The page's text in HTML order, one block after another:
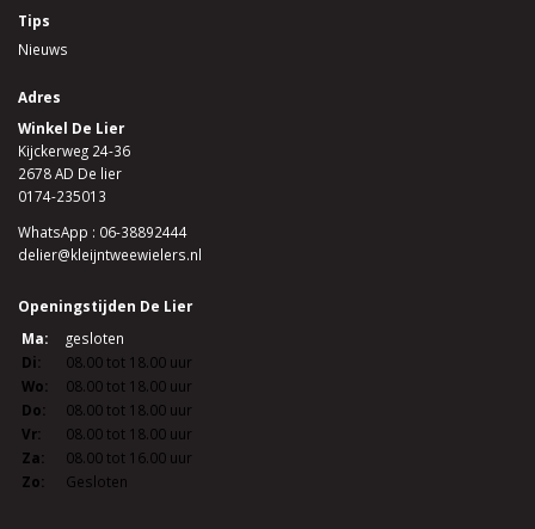
Tips
Nieuws
Adres
Winkel De Lier
Kijckerweg 24-36
2678 AD De lier
0174-235013
WhatsApp : 06-38892444
delier@kleijntweewielers.nl
Openingstijden De Lier
Ma:
gesloten
Di:
08.00 tot 18.00 uur
Wo:
08.00 tot 18.00 uur
Do:
08.00 tot 18.00 uur
Vr:
08.00 tot 18.00 uur
Za:
08.00 tot 16.00 uur
Zo:
Gesloten